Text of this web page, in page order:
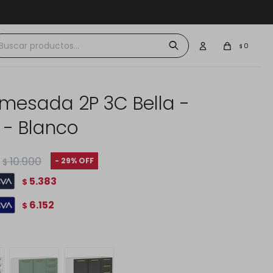
$ 0
2P 3C Bella -
- Blanco
$ 10.900 29
$ 5.383
$ 6.152